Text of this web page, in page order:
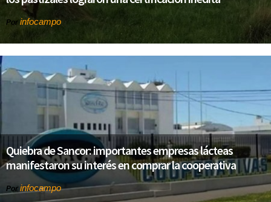
Por infocampo
Quiebra de Sancor: importantes empresas lácteas
manifestaron su interés en comprar la cooperativa
Por infocampo